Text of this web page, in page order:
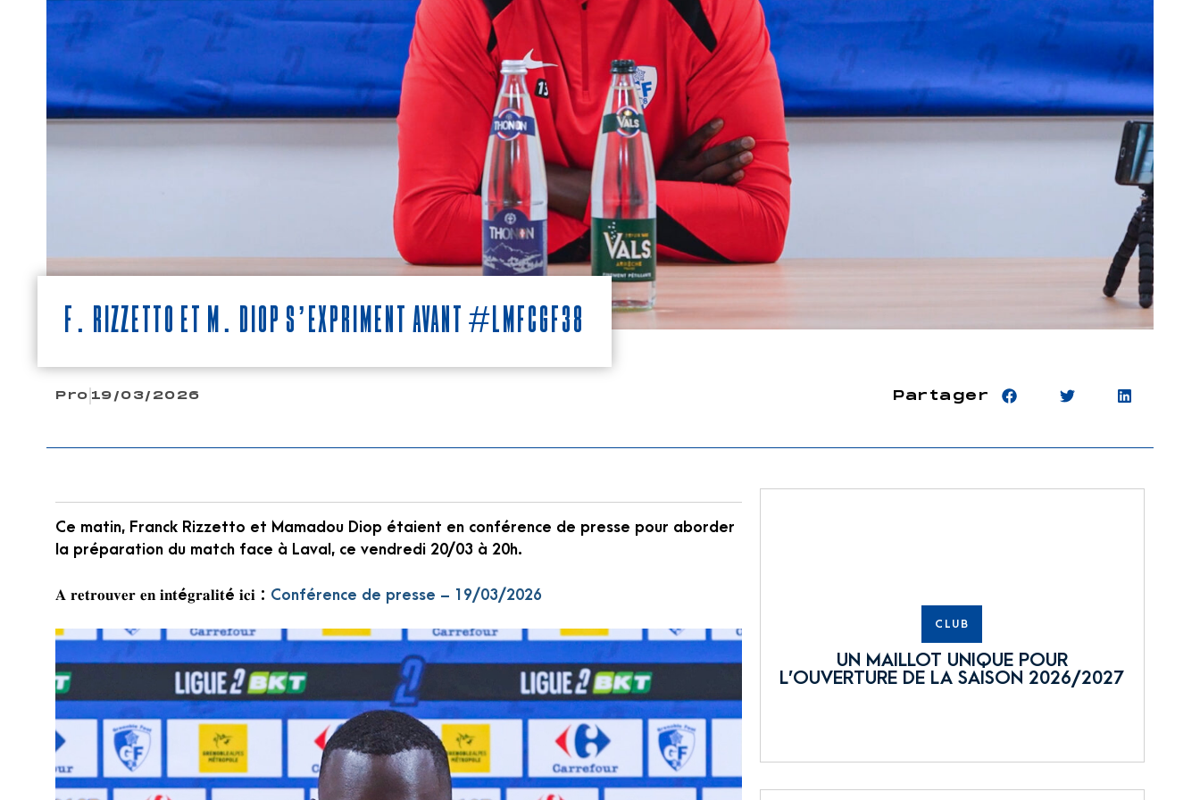
F. Rizzetto et M. Diop s’expriment avant #LMFCGF38
Pro 19/03/2026 Partager
Ce matin, Franck Rizzetto et Mamadou Diop étaient en conférence de presse pour aborder
la préparation du match face à Laval, ce vendredi 20/03 à 20h.
𝐀 𝐫𝐞𝐭𝐫𝐨𝐮𝐯𝐞𝐫 𝐞𝐧 𝐢𝐧𝐭é𝐠𝐫𝐚𝐥𝐢𝐭é 𝐢𝐜𝐢 : Conférence de presse – 19/03/2026
CLUB
UN MAILLOT UNIQUE POUR
L’OUVERTURE DE LA SAISON 2026/2027